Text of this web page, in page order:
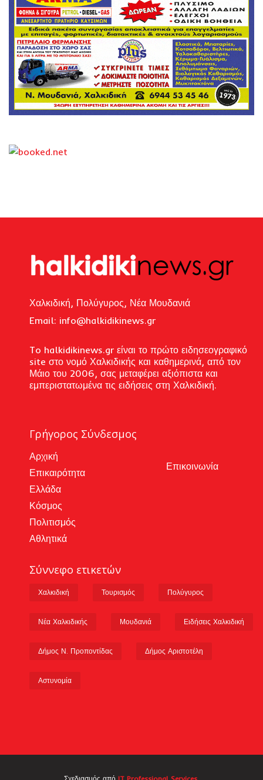
Χαλκιδική, Πολύγυρος, Νέα Μουδανιά
Email: info@halkidikinews.gr
To halkidikinews.gr είναι το πρώτο ειδησεογραφικό
site στο νομό Χαλκιδικής και καθημερινά, από τον
Μάιο του 2006, σας μεταφέρει αξιόπιστα και
εμπεριστατωμένα τις ειδήσεις στη Χαλκιδική.
Γρήγορος Σύνδεσμος
Αρχική
Επικαιρότητα
Ελλάδα
Κόσμος
Πολιτισμός
Αθλητικά
Επικοινωνία
Σύννεφο ετικετών
Χαλκιδική Τουρισμός Πολύγυρος
Νέα Χαλκιδικής Μουδανιά Ειδήσεις Χαλκιδική
Δήμος Ν. Προποντίδας Δήμος Αριστοτέλη
Αστυνομία